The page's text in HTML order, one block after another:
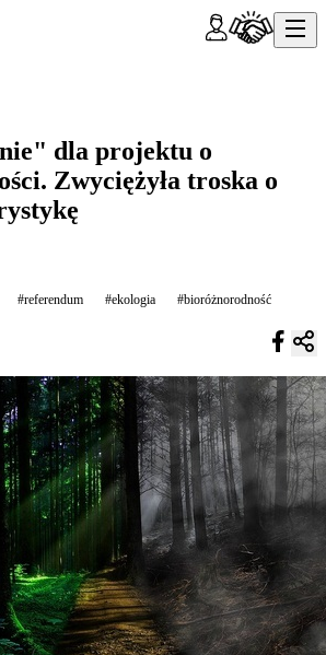
dla projektu o
Zwyciężyła troska o
#referendum #ekologia #bioróżnorodność